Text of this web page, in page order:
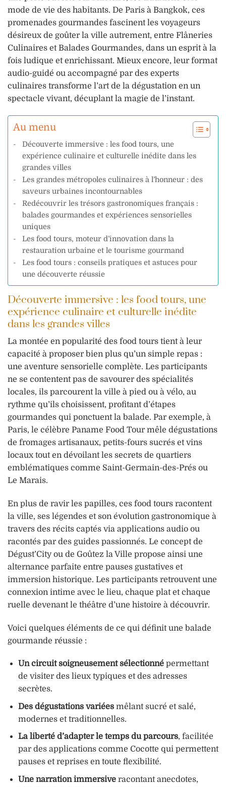
mode de vie des habitants. De Paris à Bangkok, ces
promenades gourmandes fascinent les voyageurs
désireux de goûter la ville autrement, entre Flâneries
Culinaires et Balades Gourmandes, dans un esprit à la
fois ludique et enrichissant. Mieux encore, leur format
audio-guidé ou accompagné par des experts
culinaires transforme l’art de la dégustation en un
spectacle vivant, décuplant la magie de l’instant.
Au menu
Découverte immersive : les food tours, une
expérience culinaire et culturelle inédite dans les
grandes villes
Les grandes métropoles culinaires à l’honneur : des
saveurs urbaines incontournables
Redécouvrir les trésors gastronomiques français :
balades gourmandes et expériences sensorielles
uniques
Les food tours, moteur d’innovation dans la
restauration urbaine et le tourisme gourmand
Les food tours : conseils pratiques et astuces pour
une découverte réussie
Découverte immersive : les food tours, une
expérience culinaire et culturelle inédite
dans les grandes villes
La montée en popularité des food tours tient à leur
capacité à proposer bien plus qu’un simple repas :
une aventure sensorielle complète. Les participants
ne se contentent pas de savourer des spécialités
locales, ils parcourent la ville à pied ou à vélo, au
rythme qu’ils choisissent, profitant d’étapes
gourmandes qui ponctuent la balade. Par exemple, à
Paris, le célèbre Paname Food Tour mêle dégustations
de fromages artisanaux, petits-fours sucrés et vins
locaux tout en dévoilant les secrets de quartiers
emblématiques comme Saint-Germain-des-Prés ou
Le Marais.
En plus de ravir les papilles, ces food tours racontent
la ville, ses légendes et son évolution gastronomique à
travers des récits captés via applications audio ou
racontés par des guides passionnés. Le concept de
Dégust’City ou de Goûtez la Ville propose ainsi une
alternance parfaite entre pauses gustatives et
immersion historique. Les participants retrouvent une
connexion intime avec le lieu, chaque plat et chaque
ruelle devenant le théâtre d’une histoire à découvrir.
Voici quelques éléments de ce qui définit une balade
gourmande réussie :
Un circuit soigneusement sélectionnépermettant
de visiter des lieux typiques et des adresses
secrètes.
Des dégustations variéesmêlant sucré et salé,
modernes et traditionnelles.
La liberté d’adapter le temps du parcours, facilitée
par des applications comme Cocotte qui permettent
pauses et reprises en toute flexibilité.
Une narration immersiveracontant anecdotes,